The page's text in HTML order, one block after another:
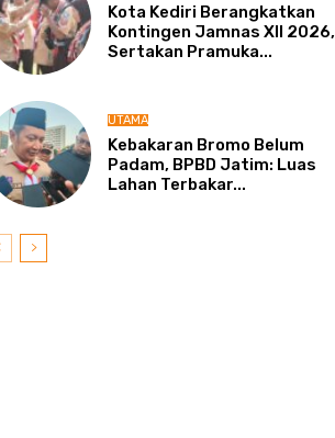
Kota Kediri Berangkatkan
Kontingen Jamnas XII 2026,
Sertakan Pramuka...
UTAMA
Kebakaran Bromo Belum
Padam, BPBD Jatim: Luas
Lahan Terbakar...